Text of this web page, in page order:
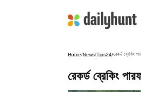
Home/News/Tips24/রেকর্ড ব্রেকিং
রেকর্ড ব্রেকিং